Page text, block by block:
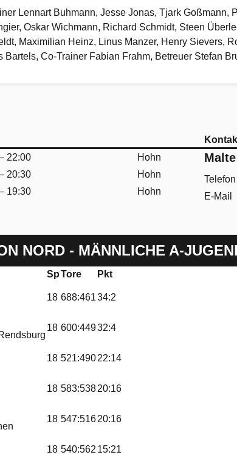
Lennart Buhmann, Jesse Jonas, Tjark
Oskar Wichmann, Richard Schmidt, Steen
Maximilian Heinz, Linus Manzer, Henry Sievers,
Bartels, Co-Trainer Fabian Frahm, Betreuer Stefan
22:00
Hohn
20:30
Hohn
19:30 Hohn
Telefon
E-Mail
NORD - MÄNNLICHE A-
SpTore Pkt
18 688:46134:2
18 600:44932:4
18 521:49022:14
18 583:53820:16
18 547:51620:16
18 540:562 15:21